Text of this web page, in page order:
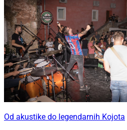
Od akustike do legendarnih Kojota